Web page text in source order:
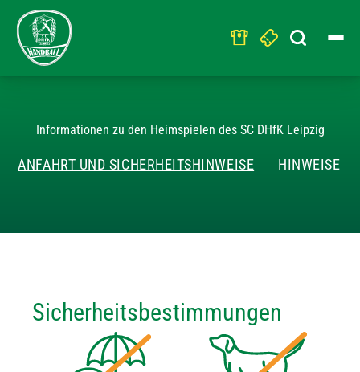
Search
for:
HEIMSPIEL
Informationen zu den Heimspielen des SC DHfK Leipzig
ANFAHRT UND SICHERHEITSHINWEISE HINWEISE
Sicherheitsbestimmungen